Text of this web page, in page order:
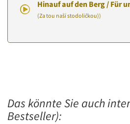
Hinauf auf den Berg / Für
(Za tou naší stodoličkou))
Das könnte Sie auch
Bestseller):